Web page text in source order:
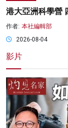
港大亞洲科學營
作者: 本社編輯部
2026-08-04
影片